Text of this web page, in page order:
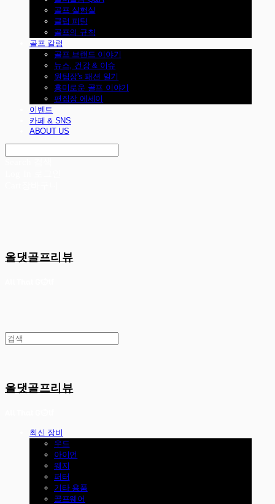
골프 실험실
클럽 피팅
골프의 규칙
골프 칼럼
골프 브랜드 이야기
뉴스, 건강 & 이슈
원팀장's 패션 일기
흥미로운 골프 이야기
편집장 에세이
이벤트
카페 & SNS
ABOUT US
올댓골프리뷰
올댓골프리뷰
최신 장비
우드
아이언
웨지
퍼터
기타 용품
골프웨어